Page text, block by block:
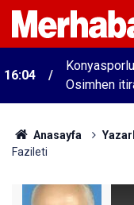
16:04
Osimhen
Anasayfa
Fazileti